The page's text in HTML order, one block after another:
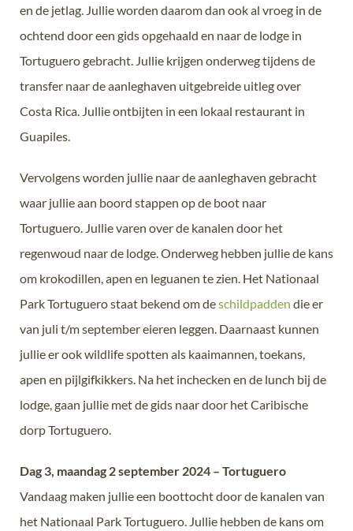
en de jetlag. Jullie worden daarom dan ook al vroeg in de
ochtend door een gids opgehaald en naar de lodge in
Tortuguero gebracht. Jullie krijgen onderweg tijdens de
transfer naar de aanleghaven uitgebreide uitleg over
Costa Rica. Jullie ontbijten in een lokaal restaurant in
Guapiles.
Vervolgens worden jullie naar de aanleghaven gebracht
waar jullie aan boord stappen op de boot naar
Tortuguero. Jullie varen over de kanalen door het
regenwoud naar de lodge. Onderweg hebben jullie de kans
om krokodillen, apen en leguanen te zien. Het Nationaal
Park Tortuguero staat bekend om deschildpadden die er
van juli t/m september eieren leggen. Daarnaast kunnen
jullie er ook wildlife spotten als kaaimannen, toekans,
apen en pijlgifkikkers. Na het inchecken en de lunch bij de
lodge, gaan jullie met de gids naar door het Caribische
dorp Tortuguero.
Dag 3, maandag 2 september 2024 – Tortuguero
Vandaag maken jullie een boottocht door de kanalen van
het Nationaal Park Tortuguero. Jullie hebben de kans om